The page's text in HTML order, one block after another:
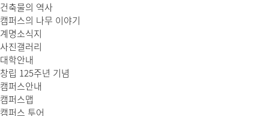
건축물의 역사
캠퍼스의 나무 이야기
계명소식지
사진갤러리
대학안내
창립 125주년 기념
캠퍼스안내
캠퍼스맵
캠퍼스 투어